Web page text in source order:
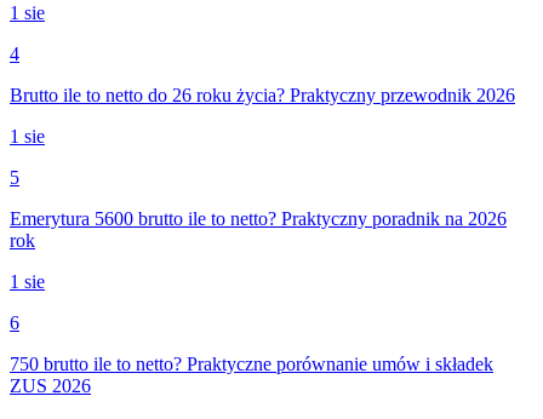
1 sie
4
Brutto ile to netto do 26 roku życia? Praktyczny przewodnik 2026
1 sie
5
Emerytura 5600 brutto ile to netto? Praktyczny poradnik na 2026
rok
1 sie
6
750 brutto ile to netto? Praktyczne porównanie umów i składek
ZUS 2026